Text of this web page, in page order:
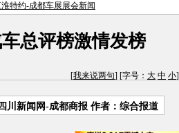
特约-成都车展展会新闻
总评榜激情发榜
[我来说两句] [字号： 大 中 小]
川新闻网-成都商报 作者：综合报道